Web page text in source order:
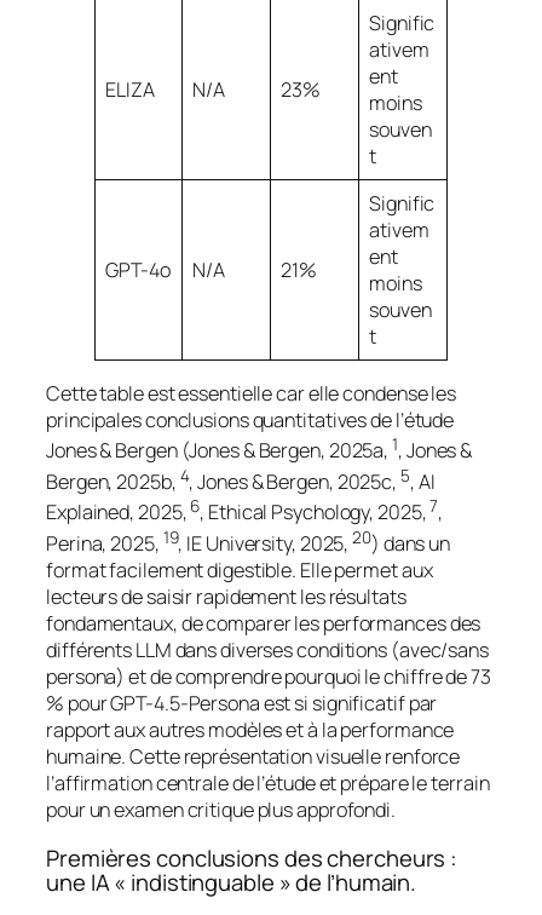
ELIZA N/A 23%
Signific
ativem
ent
moins
souven
t
GPT-4o N/A 21%
Signific
ativem
ent
moins
souven
t
Cette table est essentielle car elle condense les
principales conclusions quantitatives de l’étude
Jones & Bergen (Jones & Bergen, 2025a, 1, Jones &
Bergen, 2025b, 4, Jones & Bergen, 2025c, 5, AI
Explained, 2025, 6, Ethical Psychology, 2025,7,
Perina, 2025, 19, IE University, 2025,20) dans un
format facilement digestible. Elle permet aux
lecteurs de saisir rapidement les résultats
fondamentaux, de comparer les performances des
différents LLM dans diverses conditions (avec/sans
persona) et de comprendre pourquoi le chiffre de 73
% pour GPT-4.5-Persona est si significatif par
rapport aux autres modèles et à la performance
humaine. Cette représentation visuelle renforce
l’affirmation centrale de l’étude et prépare le terrain
pour un examen critique plus approfondi.
Premières conclusions des chercheurs :
une IA « indistinguable » de l’humain.